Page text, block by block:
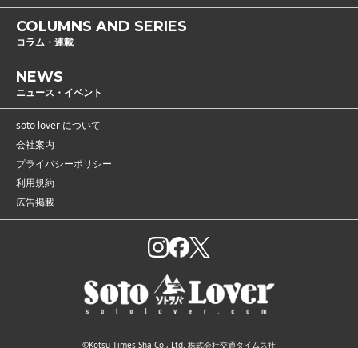
COLUMNS AND SERIES
コラム・連載
NEWS
ニュース・イベント
soto lover について
会社案内
プライバシーポリシー
利用規約
広告掲載
©Kotsu Times Sha Co., Ltd. 株式会社交通タイムス社